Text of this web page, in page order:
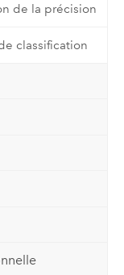
de la précision
classification